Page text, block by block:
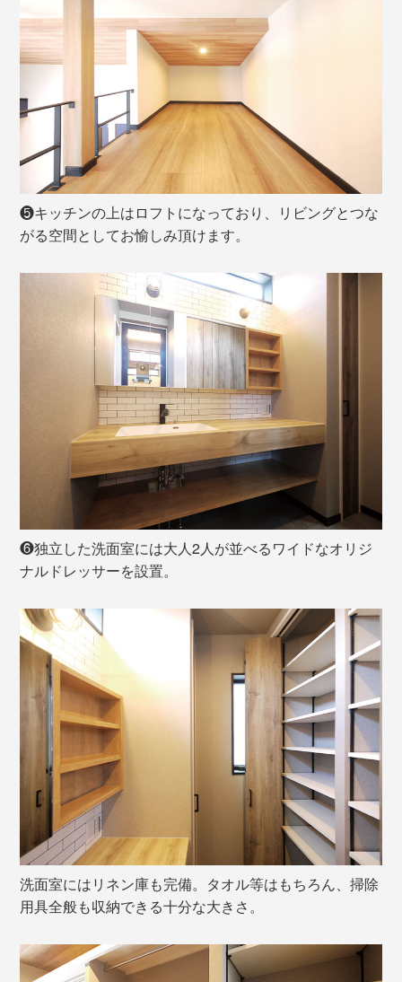
❺キッチンの上はロフトになっており、リビングとつな
がる空間としてお愉しみ頂けます。
❻独立した洗面室には大人2人が並べるワイドなオリジ
ナルドレッサーを設置。
洗面室にはリネン庫も完備。タオル等はもちろん、掃除
用具全般も収納できる十分な大きさ。